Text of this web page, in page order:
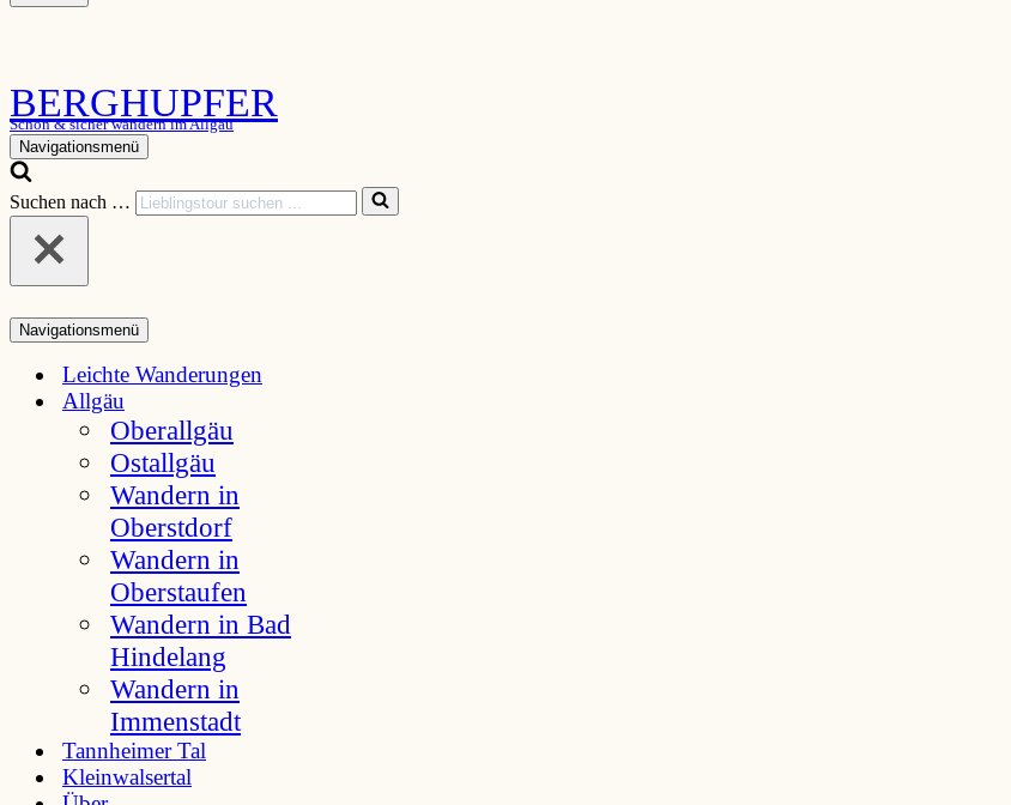
BERGHUPFER
Schön & sicher wandern im Allgäu
Navigationsmenü
Suchen nach …
Navigationsmenü
Leichte Wanderungen
Allgäu
Oberallgäu
Ostallgäu
Wandern in
Oberstdorf
Wandern in
Oberstaufen
Wandern in Bad
Hindelang
Wandern in
Immenstadt
Tannheimer Tal
Kleinwalsertal